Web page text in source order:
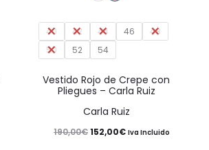
múltiples
opciones
se
pueden
40 42 44 46
48
50
52 54
Vestido Rojo de Crepe con
Pliegues – Carla Ruiz
Carla Ruiz
190,00€El
152,00€ElIva Incluido